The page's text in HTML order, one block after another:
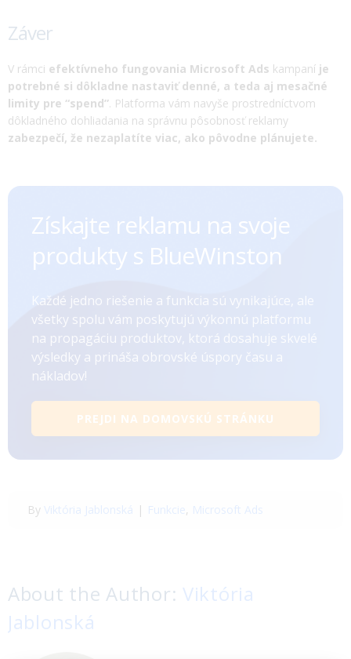
Záver
V rámci efektívneho fungovania Microsoft Ads kampaní je
potrebné si dôkladne nastaviť denné, a teda aj mesačné
limity pre “spend”. Platforma vám navyše prostredníctvom
dôkladného dohliadania na správnu pôsobnosť reklamy
zabezpečí, že nezaplatíte viac, ako pôvodne plánujete.
Získajte reklamu na svoje
produkty s BlueWinston
Každé jedno riešenie a funkcia sú vynikajúce, ale
všetky spolu vám poskytujú výkonnú platformu
na propagáciu produktov, ktorá dosahuje skvelé
výsledky a prináša obrovské úspory času a
nákladov!
PREJDI NA DOMOVSKÚ STRÁNKU
By Viktória Jablonská | Funkcie, Microsoft Ads
About the Author: Viktória
Jablonská